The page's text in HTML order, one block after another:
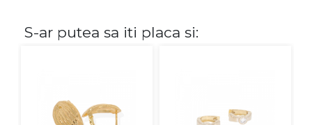
S-ar putea sa iti placa si: